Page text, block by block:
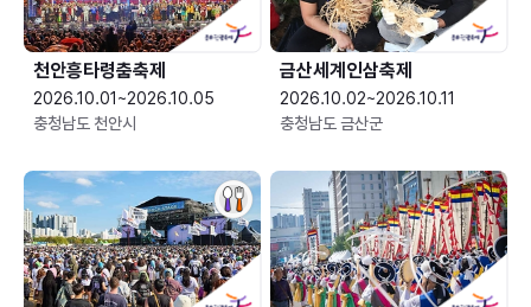
천안흥타령춤축제
2026.10.01~2026.10.05
충청남도 천안시
금산세계인삼축제
2026.10.02~2026.10.11
충청남도 금산군